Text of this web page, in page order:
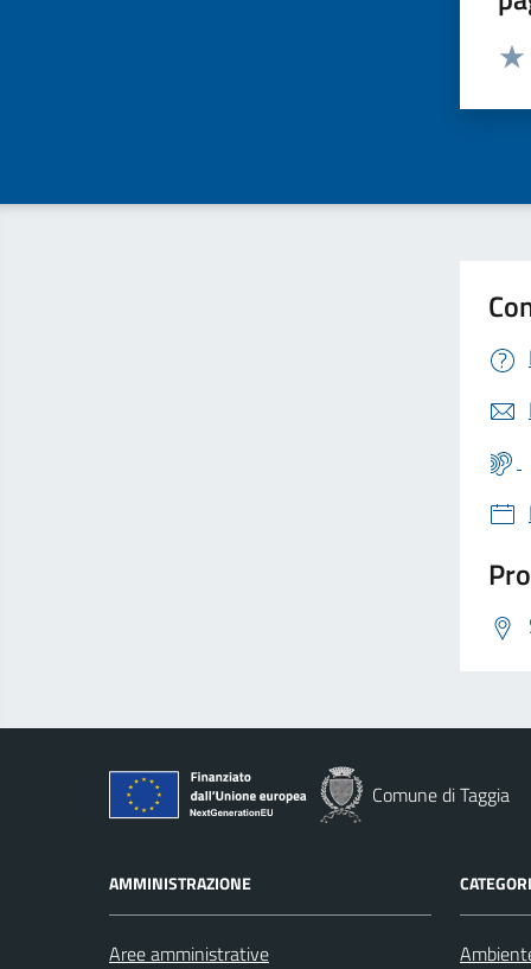
Comune di Taggia
AMMINISTRAZIONE
Aree amministrative